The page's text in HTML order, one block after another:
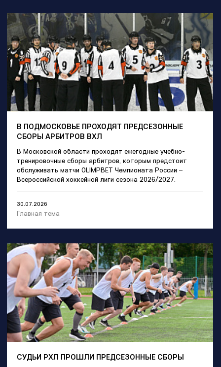
В ПОДМОСКОВЬЕ ПРОХОДЯТ ПРЕДСЕЗОННЫЕ
СБОРЫ АРБИТРОВ ВХЛ
В Московской области проходят ежегодные учебно-
тренировочные сборы арбитров, которым предстоит
обслуживать матчи OLIMPBET Чемпионата России –
Всероссийской хоккейной лиги сезона 2026/2027.
30.07.2026
Главная тема
СУДЬИ РХЛ ПРОШЛИ ПРЕДСЕЗОННЫЕ СБОРЫ